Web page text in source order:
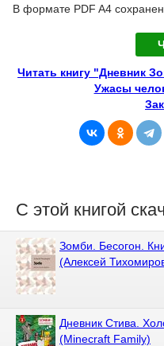
В формате PDF A4 сохранен
Читать книгу "Дневник
Ужасы
С этой книгой
Зомби. Бесогон.
(Алексей
Дневник Стива.
(Minecraft Family)